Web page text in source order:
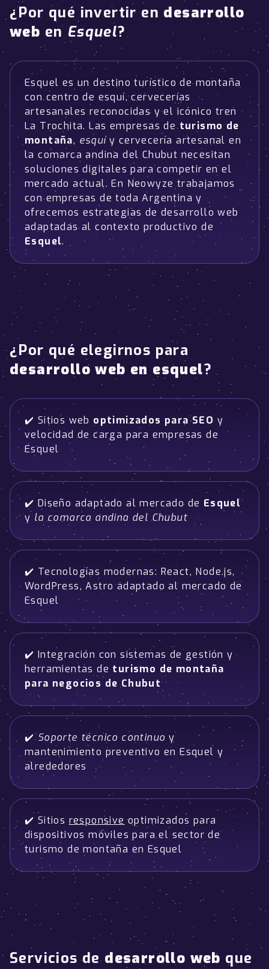
¿Por qué invertir en desarrollo
web en Esquel?
Esquel es un destino turístico de montaña
con centro de esquí, cervecerías
artesanales reconocidas y el icónico tren
La Trochita. Las empresas deturismo de
montaña, esquíy cervecería artesanal en
la comarca andina del Chubut necesitan
soluciones digitales para competir en el
mercado actual. En Neowyze trabajamos
con empresas de toda Argentina y
ofrecemos estrategias de desarrollo web
adaptadas al contexto productivo de
Esquel.
¿Por qué elegirnos para
desarrollo web en esquel?
✔️ Sitios web optimizados para SEOy
velocidad de carga para empresas de
Esquel
✔️ Diseño adaptado al mercado de Esquel
y la comarca andina del Chubut
✔️ Tecnologías modernas: React, Node.js,
WordPress, Astro adaptado al mercado de
Esquel
✔️ Integración con sistemas de gestión y
herramientas de turismo de montaña
para negocios de Chubut
✔️Soporte técnico continuo y
mantenimiento preventivo en Esquel y
alrededores
✔️ Sitios responsive optimizados para
dispositivos móviles para el sector de
turismo de montaña en Esquel
Servicios dedesarrollo web que